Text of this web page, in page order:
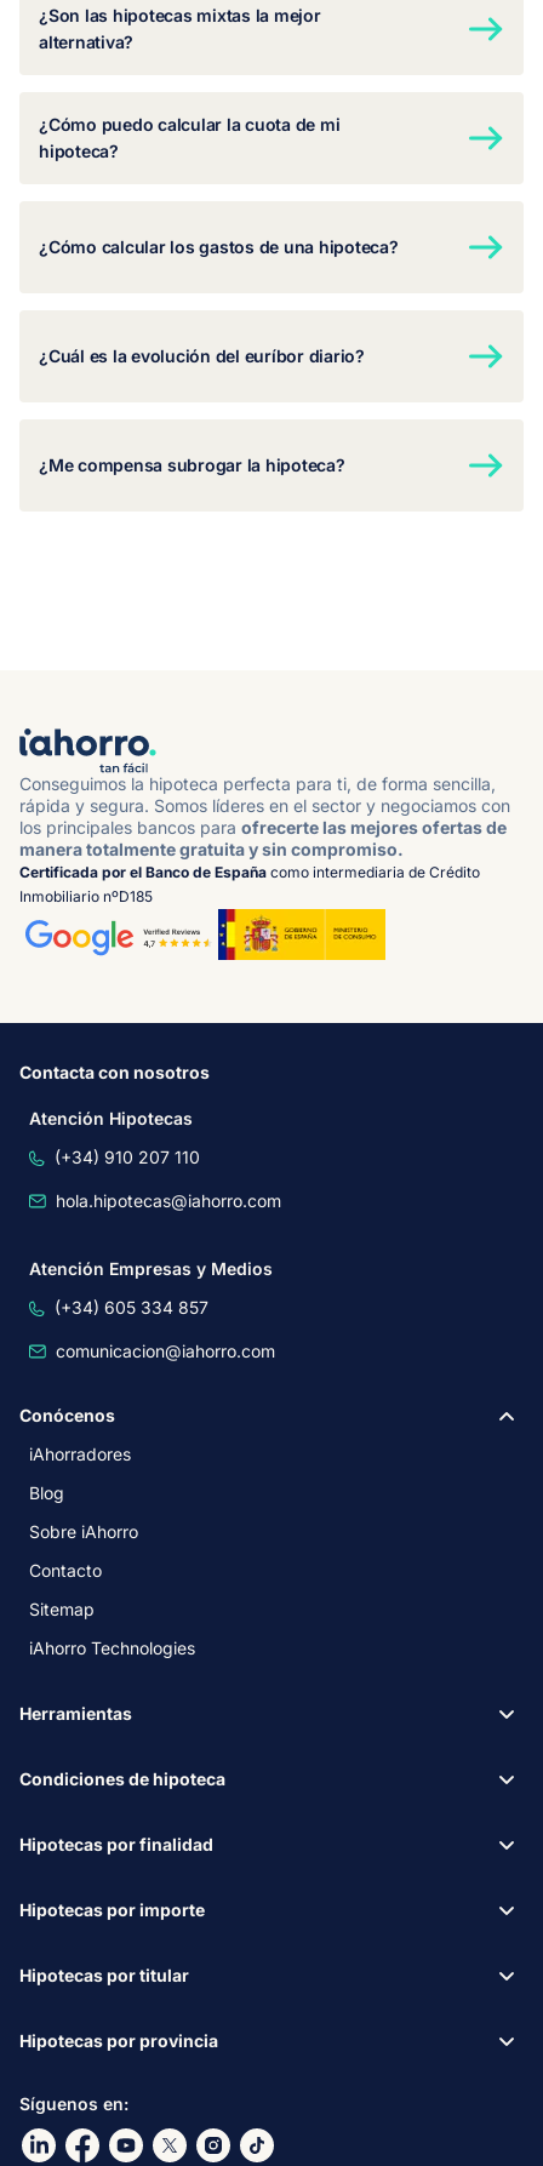
¿Son las hipotecas mixtas la mejor
alternativa?
¿Cómo puedo calcular la cuota de mi
hipoteca?
¿Cómo calcular los gastos de una hipoteca?
¿Cuál es la evolución del euríbor diario?
¿Me compensa subrogar la hipoteca?
Conseguimos la hipoteca perfecta para ti, de forma sencilla,
rápida y segura. Somos líderes en el sector y negociamos con
los principales bancos para ofrecerte las mejores ofertas de
manera totalmente gratuita y sin compromiso.
Certificada por el Banco de España como intermediaria de Crédito
Inmobiliario nºD185
Contacta con nosotros
Atención Hipotecas
(+34) 910 207 110
hola.hipotecas@iahorro.com
Atención Empresas y Medios
(+34) 605 334 857
comunicacion@iahorro.com
Síguenos en:
Ir a nuestro Linkdin
Ir a nuestro Facebook
Ir a nuestro canal de Youtube
Ir a nuestro X
Ir a nuestro Instagram
Ir a nuestro TikTok
Conócenos
iAhorradores
Blog
Sobre iAhorro
Contacto
Sitemap
iAhorro Technologies
Herramientas
Condiciones de hipoteca
Hipotecas por finalidad
Hipotecas por importe
Hipotecas por titular
Hipotecas por provincia